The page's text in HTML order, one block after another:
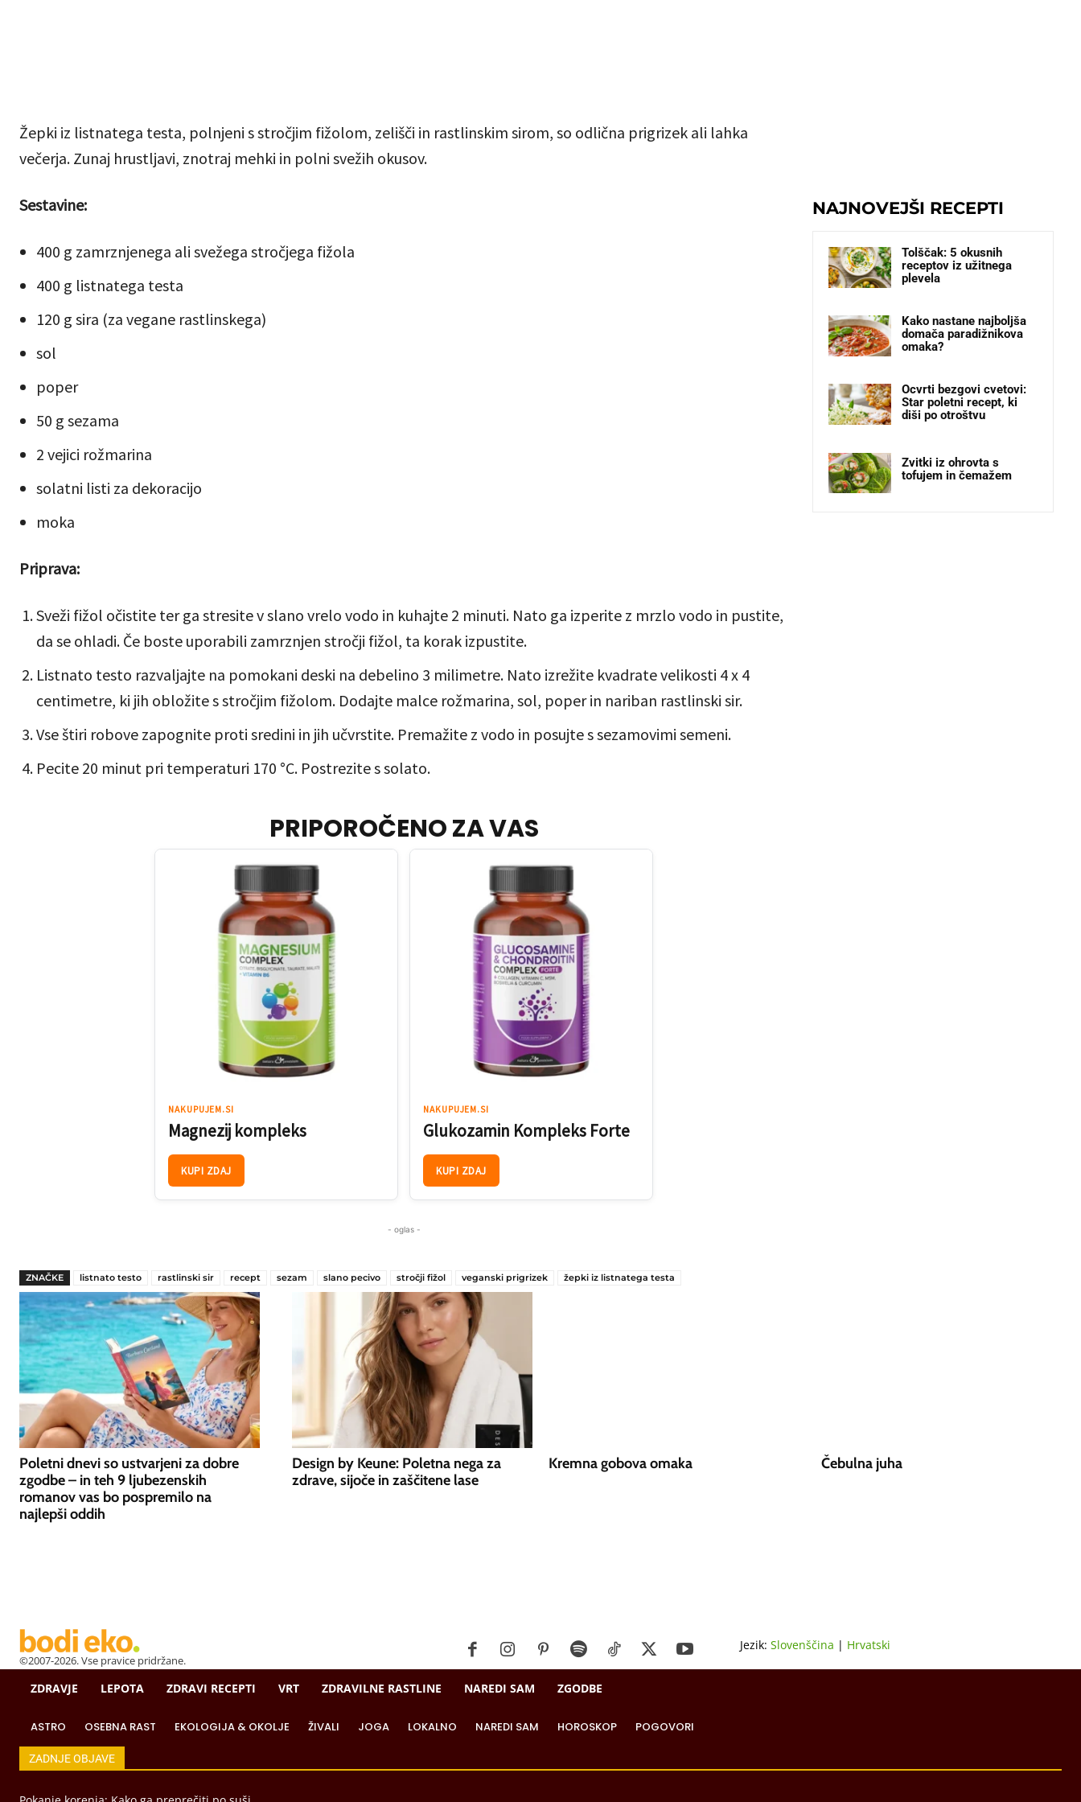
Žepki iz listnatega testa, polnjeni s stročjim fižolom, zelišči in rastlinskim sirom, so odlična prigrizek ali lahka
večerja. Zunaj hrustljavi, znotraj mehki in polni svežih okusov.
Sestavine:
400 g zamrznjenega ali svežega stročjega fižola
400 g listnatega testa
120 g sira (za vegane rastlinskega)
sol
poper
50 g sezama
2 vejici rožmarina
solatni listi za dekoracijo
moka
Priprava:
Sveži fižol očistite ter ga stresite v slano vrelo vodo in kuhajte 2 minuti. Nato ga izperite z mrzlo vodo in pustite,
da se ohladi. Če boste uporabili zamrznjen stročji fižol, ta korak izpustite.
Listnato testo razvaljajte na pomokani deski na debelino 3 milimetre. Nato izrežite kvadrate velikosti 4 x 4
centimetre, ki jih obložite s stročjim fižolom. Dodajte malce rožmarina, sol, poper in nariban rastlinski sir.
Vse štiri robove zapognite proti sredini in jih učvrstite. Premažite z vodo in posujte s sezamovimi semeni.
Pecite 20 minut pri temperaturi 170 °C. Postrezite s solato.
PRIPOROČENO ZA VAS
NAKUPUJEM.SI
Magnezij kompleks
KUPI ZDAJ
NAKUPUJEM.SI
Glukozamin Kompleks Forte
KUPI ZDAJ
- oglas -
ZNAČKE listnato testo rastlinski sir recept sezam slano pecivo stročji fižol veganski prigrizek žepki iz listnatega testa
NAJNOVEJŠI RECEPTI
Tolščak: 5 okusnih
receptov iz užitnega
plevela
Kako nastane najboljša
domača paradižnikova
omaka?
Ocvrti bezgovi cvetovi:
Star poletni recept, ki
diši po otroštvu
Zvitki iz ohrovta s
tofujem in čemažem
Poletni dnevi so ustvarjeni za dobre
zgodbe – in teh 9 ljubezenskih
romanov vas bo pospremilo na
najlepši oddih
Design by Keune: Poletna nega za
zdrave, sijoče in zaščitene lase
Kremna gobova omaka Čebulna juha
©2007-2026. Vse pravice pridržane.
Jezik: Slovenščina | Hrvatski
ZDRAVJE LEPOTA ZDRAVI RECEPTI VRT ZDRAVILNE RASTLINE NAREDI SAM ZGODBE
ASTRO OSEBNA RAST EKOLOGIJA & OKOLJE ŽIVALI JOGA LOKALNO NAREDI SAM HOROSKOP POGOVORI
ZADNJE OBJAVE